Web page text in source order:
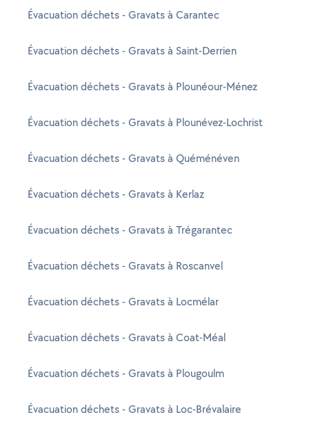
Évacuation déchets - Gravats à Carantec
Évacuation déchets - Gravats à Saint-Derrien
Évacuation déchets - Gravats à Plounéour-Ménez
Évacuation déchets - Gravats à Plounévez-Lochrist
Évacuation déchets - Gravats à Quéménéven
Évacuation déchets - Gravats à Kerlaz
Évacuation déchets - Gravats à Trégarantec
Évacuation déchets - Gravats à Roscanvel
Évacuation déchets - Gravats à Locmélar
Évacuation déchets - Gravats à Coat-Méal
Évacuation déchets - Gravats à Plougoulm
Évacuation déchets - Gravats à Loc-Brévalaire